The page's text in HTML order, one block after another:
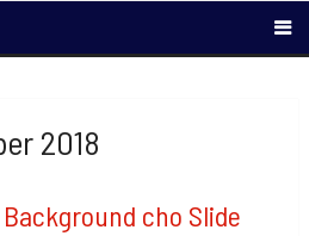
2018
cho Slide